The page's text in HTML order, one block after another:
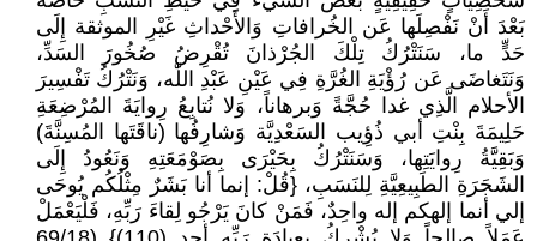
بَعْدَ أَنْ نَفْصِلَها عَن الخُرافاتِ وَالأَحْداثِ غَيْرِ الموثقة إِلَى
حَدٍّ ما، سَنَتْرُكُ تِلْكَ الجُرْذانَ تُقْرِضُ صُخُورَ السَدِّ،
وَنَتَغاضَى عَن رُؤْيَةِ الغُرَّةِ فِي عَيْنِ عَبْدِ اللّٰه، وَنَتْرُكُ تَفْسِيرَ
الأحلام الَّذِي غدا حُجَّةً وَبرهاناً، وَلا نُتابِعُ رِوايَةَ المُرْضِعَةِ
حَلِيمَةَ بِنْتِ أبي ذُؤِيب السَعْدِيَّة وَشارِفُها (ناقَتَها المُسِنَّةَ)
وَبَقِيَّةُ رِوايَتِها، وَسَنَتْرُكُ بِحَيْرَى بِصَوْمَعَتِهِ وَنَعُودُ إِلَى
الشَجَرَةِ الطَبِيعِيَّةِ لِلنَسَبِ، {قُلْ: إنما أنا بَشَرٌ مِثْلُكُم يُوحَى
إلي أنما إلهكم إله واحِدٌ، فَمَنْ كانَ يَرْجُو لِقاءَ رَبِّهِ، فَلْيَعْمَلْ